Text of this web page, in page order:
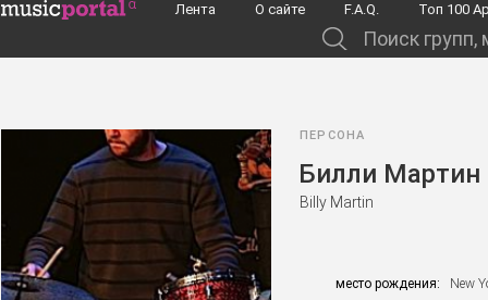
Перейти к основному содержанию
Лента О сайте F.A.Q. Toп 100
ПЕРСОНА
Билли Мартин
Billy Martin
место рождения:
New